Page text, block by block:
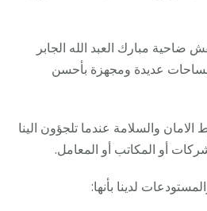
مبارك العبد الله الجابر
عديدة ومجهزة بأحسن
والسلامة عندما تلجؤون الينا
أو المكاتب أو المعامل.
لدينا بأنها: